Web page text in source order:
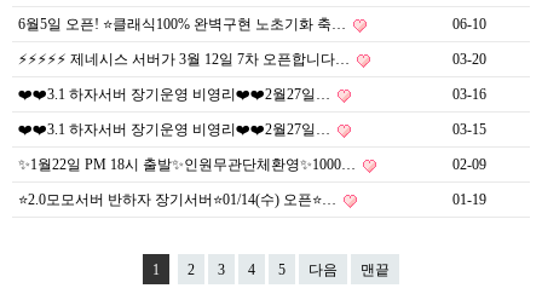
6월5일 오픈! ⭐️클래식100% 완벽구현 노초기화 축… 06-10
⚡⚡⚡⚡⚡ 제네시스 서버가 3월 12일 7차 오픈합니다… 03-20
❤️❤️3.1 하자서버 장기운영 비영리❤️❤️2월27일… 03-16
❤️❤️3.1 하자서버 장기운영 비영리❤️❤️2월27일… 03-15
✨1월22일 PM 18시 출발✨인원무관단체환영✨1000… 02-09
⭐2.0모모서버 반하자 장기서버⭐01/14(수) 오픈⭐… 01-19
1 2 3 4 5 다음 맨끝